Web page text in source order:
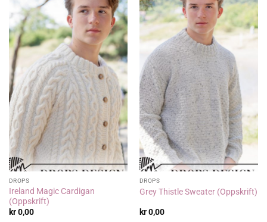
DROPS
Ireland Magic Cardigan
(Oppskrift)
kr0,00
DROPS
Grey Thistle Sweater (Oppskrift)
kr0,00